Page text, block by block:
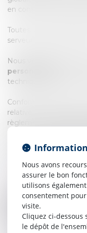
en contact dans le
Toutes vos Données
serveurs internes en
Nous veillons à
personnelles
techniques, juridiques
Conformément à la loi
relative à
règlement européen
d'accès, de
qui vous concernent.
Vous pouvez exercer
BENJAMIN GIRARD
68 Rue du Bourg Neuf
41000 BLOIS
Nous avons
assurer le bon
utilisons
consentement
visite.
Cliquez ci-dessous
le dépôt de